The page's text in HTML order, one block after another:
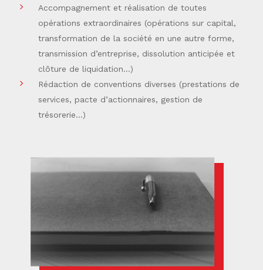
Accompagnement et réalisation de toutes
opérations extraordinaires (opérations sur capital,
transformation de la société en une autre forme,
transmission d’entreprise, dissolution anticipée et
clôture de liquidation…)
Rédaction de conventions diverses (prestations de
services, pacte d’actionnaires, gestion de
trésorerie…)